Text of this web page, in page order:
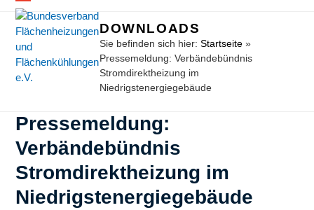
Open
mobile
menu
Close
mobile
menu
DOWNLOADS
Sie befinden sich hier:Startseite »
Pressemeldung: Verbändebündnis
Stromdirektheizung im
Niedrigstenergiegebäude
Pressemeldung:
Verbändebündnis
Stromdirektheizung im
Niedrigstenergiegebäude